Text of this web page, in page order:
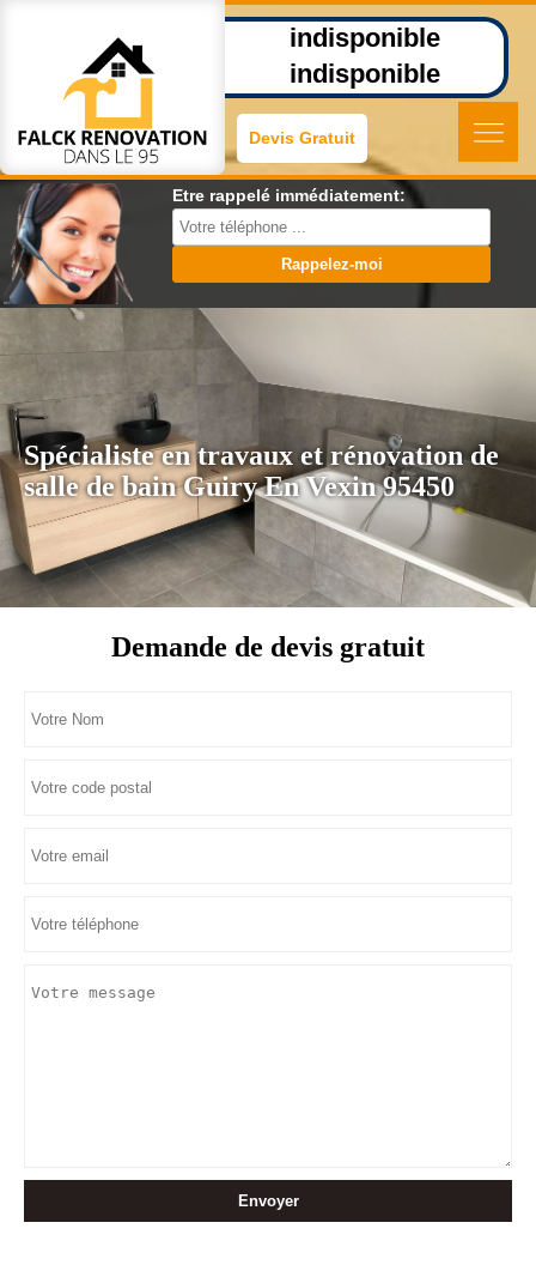
indisponible
indisponible
Devis Gratuit
Etre rappelé immédiatement:
Spécialiste en travaux et rénovation de
salle de bain Guiry En Vexin 95450
Demande de devis gratuit